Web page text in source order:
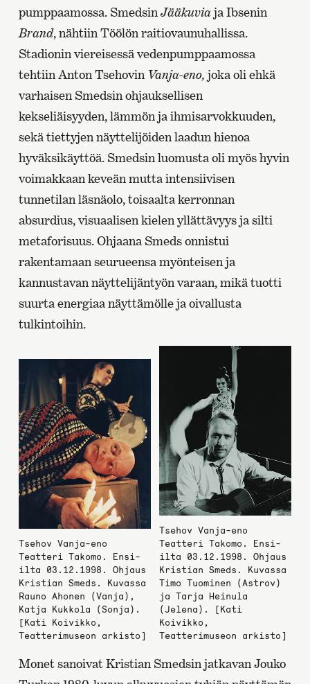
pumppaamossa. SmedsinJääkuviaja Ibsenin
Brand, nähtiin Töölön raitiovaunuhallissa.
Stadionin viereisessä vedenpumppaamossa
tehtiin Anton Tsehovin Vanja-eno, joka oli ehkä
varhaisen Smedsin ohjauksellisen
kekseliäisyyden, lämmön ja ihmisarvokkuuden,
sekä tiettyjen näyttelijöiden laadun hienoa
hyväksikäyttöä. Smedsin luomusta oli myös hyvin
voimakkaan keveän mutta intensiivisen
tunnetilan läsnäolo, toisaalta kerronnan
absurdius, visuaalisen kielen yllättävyys ja silti
metaforisuus. Ohjaana Smeds onnistui
rakentamaan seurueensa myönteisen ja
kannustavan näyttelijäntyön varaan, mikä tuotti
suurta energiaa näyttämölle ja oivallusta
tulkintoihin.
Tsehov Vanja-eno
Teatteri Takomo. Ensi-
ilta 03.12.1998. Ohjaus
Kristian Smeds. Kuvassa
Rauno Ahonen (Vanja),
Katja Kukkola (Sonja).
[Kati Koivikko,
Teatterimuseon arkisto]
Tsehov Vanja-eno
Teatteri Takomo. Ensi-
ilta 03.12.1998. Ohjaus
Kristian Smeds. Kuvassa
Timo Tuominen (Astrov)
ja Tarja Heinula
(Jelena). [Kati
Koivikko,
Teatterimuseon arkisto]
Monet sanoivat Kristian Smedsin jatkavan Jouko